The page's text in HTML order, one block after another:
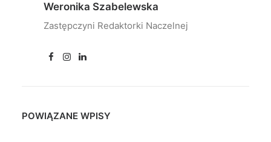
Weronika Szabelewska
Zastępczyni Redaktorki Naczelnej
POWIĄZANE WPISY